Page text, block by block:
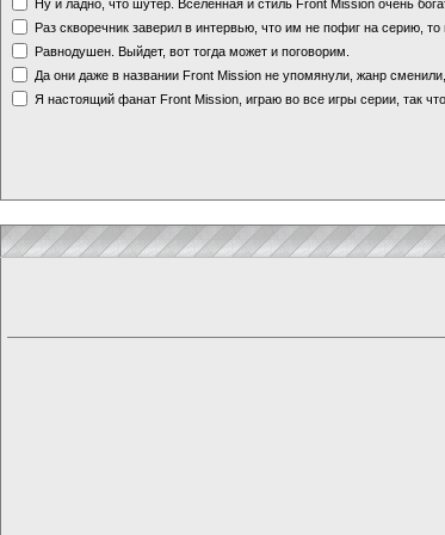
Ну и ладно, что шутер. Вселенная и стиль Front Mission очень
Раз скворечник заверил в интервью, что им не пофиг на серию,
Равнодушен. Выйдет, вот тогда может и поговорим.
Да они даже в названии Front Mission не упомянули, жанр
Я настоящий фанат Front Mission, играю во все игры серии, так